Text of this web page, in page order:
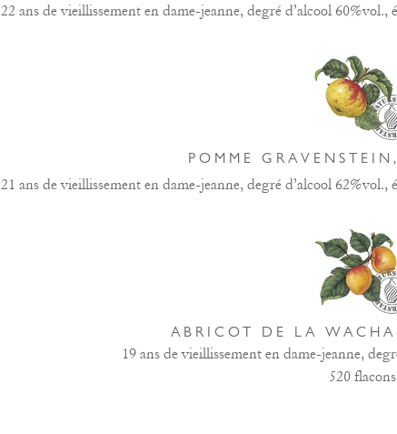
22 ans de vieillissement en dame-jeanne, degré d’alcool 60%vol.,
POMME
21 ans de vieillissement en dame-jeanne, degré d’alcool 62%vol.,
ABRICOT DE LA
19 ans de vieillissement en dame-jeanne,
520